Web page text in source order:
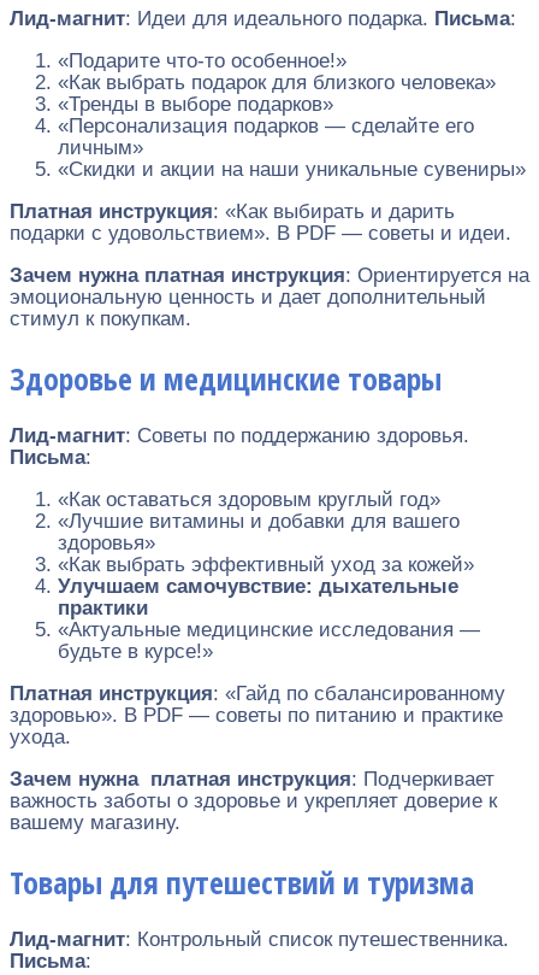
Лид-магнит: Идеи для идеального подарка. Письма:
«Подарите что-то особенное!»
«Как выбрать подарок для близкого человека»
«Тренды в выборе подарков»
«Персонализация подарков — сделайте его
личным»
«Скидки и акции на наши уникальные сувениры»
Платная инструкция: «Как выбирать и дарить
подарки с удовольствием». В PDF — советы и идеи.
Зачем нужна платная инструкция: Ориентируется на
эмоциональную ценность и дает дополнительный
стимул к покупкам.
Здоровье и медицинские товары
Лид-магнит: Советы по поддержанию здоровья.
Письма:
«Как оставаться здоровым круглый год»
«Лучшие витамины и добавки для вашего
здоровья»
«Как выбрать эффективный уход за кожей»
Улучшаем самочувствие: дыхательные
практики
«Актуальные медицинские исследования —
будьте в курсе!»
Платная инструкция: «Гайд по сбалансированному
здоровью». В PDF — советы по питанию и практике
ухода.
Зачем нужна платная инструкция: Подчеркивает
важность заботы о здоровье и укрепляет доверие к
вашему магазину.
Товары для путешествий и туризма
Лид-магнит: Контрольный список путешественника.
Письма: